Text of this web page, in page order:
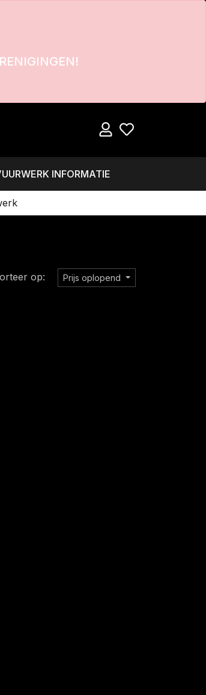
INFORMATIE
op: Prijs oplopend